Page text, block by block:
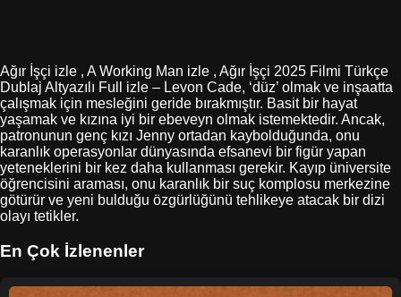
Ağır İşçi izle , A Working Man izle , Ağır İşçi 2025 Filmi Türkçe
Dublaj Altyazılı Full izle – Levon Cade, ‘düz’ olmak ve inşaatta
çalışmak için mesleğini geride bırakmıştır. Basit bir hayat
yaşamak ve kızına iyi bir ebeveyn olmak istemektedir. Ancak,
patronunun genç kızı Jenny ortadan kaybolduğunda, onu
karanlık operasyonlar dünyasında efsanevi bir figür yapan
yeteneklerini bir kez daha kullanması gerekir. Kayıp üniversite
öğrencisini araması, onu karanlık bir suç komplosu merkezine
götürür ve yeni bulduğu özgürlüğünü tehlikeye atacak bir dizi
olayı tetikler.
En Çok İzlenenler